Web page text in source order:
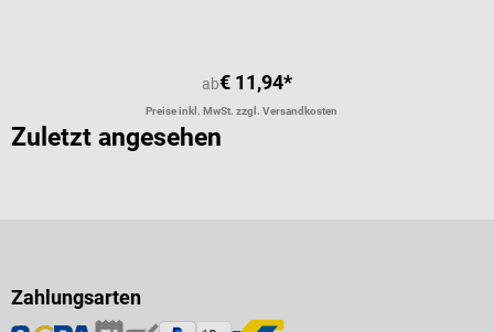
ab€ 11,94*
Preise inkl. MwSt. zzgl. Versandkosten
Zuletzt angesehen
Zahlungsarten